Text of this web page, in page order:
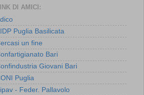
DI AMICI:
Puglia Basilicata
un fine
Bari
Giovani Bari
Puglia
- Feder. Pallavolo